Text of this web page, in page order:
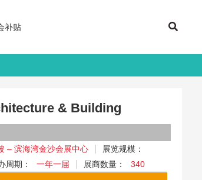
补贴
& Building
– 滨海湾金沙会展中心
展览规模：
周期： 一年一届 展商数量： 340